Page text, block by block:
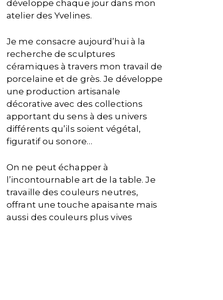
développe chaque jour dans mon
atelier des Yvelines.
Je me consacre aujourd’hui à la
recherche de sculptures
céramiques à travers mon travail de
porcelaine et de grès. Je développe
une production artisanale
décorative avec des collections
apportant du sens à des univers
différents qu’ils soient végétal,
figuratif ou sonore…
On ne peut échapper à
l’incontournable art de la table. Je
travaille des couleurs neutres,
offrant une touche apaisante mais
aussi des couleurs plus vives